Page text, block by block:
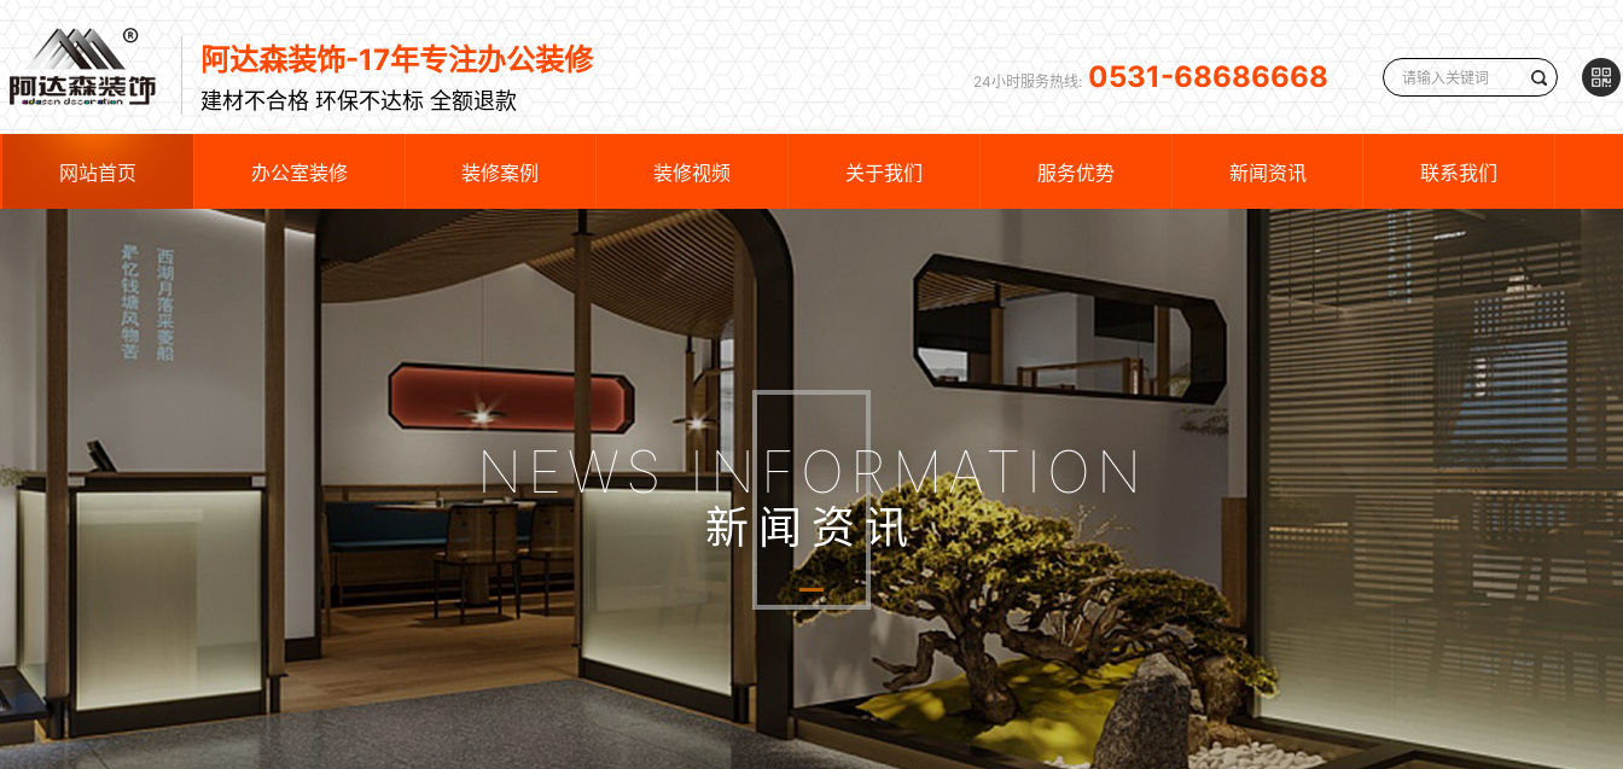
阿达森装饰-17年专注办公装修
建材不合格 环保不达标 全额退款
24小时服务热线: 0531-68686668
网站首页 办公室装修 装修案例 装修视频 关于我们 服务优势 新闻资讯 联系我们
NEWS INFORMATION
新闻资讯